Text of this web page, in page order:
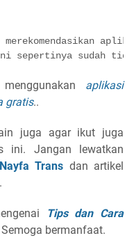
merekomendasikan
sepertinya sudah
aplikasi
gratis..
juga agar ikut juga
ini. Jangan lewatkan
Trans dan artikel
.
Tips dan Cara
bermanfaat.